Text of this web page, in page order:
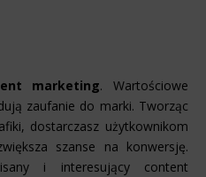
marketing. Wartościowe
zaufanie do marki. Tworząc
dostarczasz użytkownikom
szanse na konwersję.
i interesujący content